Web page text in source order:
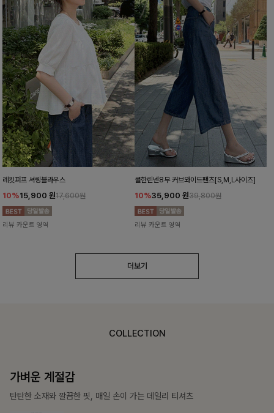
레킷퍼프 셔링블라우스
10%15,900 원17,600원
리뷰 카운트 영역
쿨한린넨8부 커브와이드팬츠[S,M,L사이즈]
10%35,900 원39,800원
리뷰 카운트 영역
더보기
COLLECTION
가장 쉬운 코디
특별한 날부터 일상까지 함께하는 룩